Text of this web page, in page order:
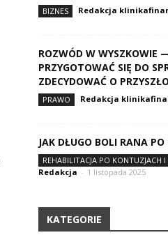
BIZNES Redakcja
ROZWÓD W WYSZKOWIE
PRZYGOTOWAĆ SIĘ DO
ZDECYDOWAĆ O
PRAWO Redakcja
JAK DŁUGO BOLI RANA PO
REHABILITACJA PO KONTUZJACH I
Redakcja - 1 listopada 2025
KATEGORIE